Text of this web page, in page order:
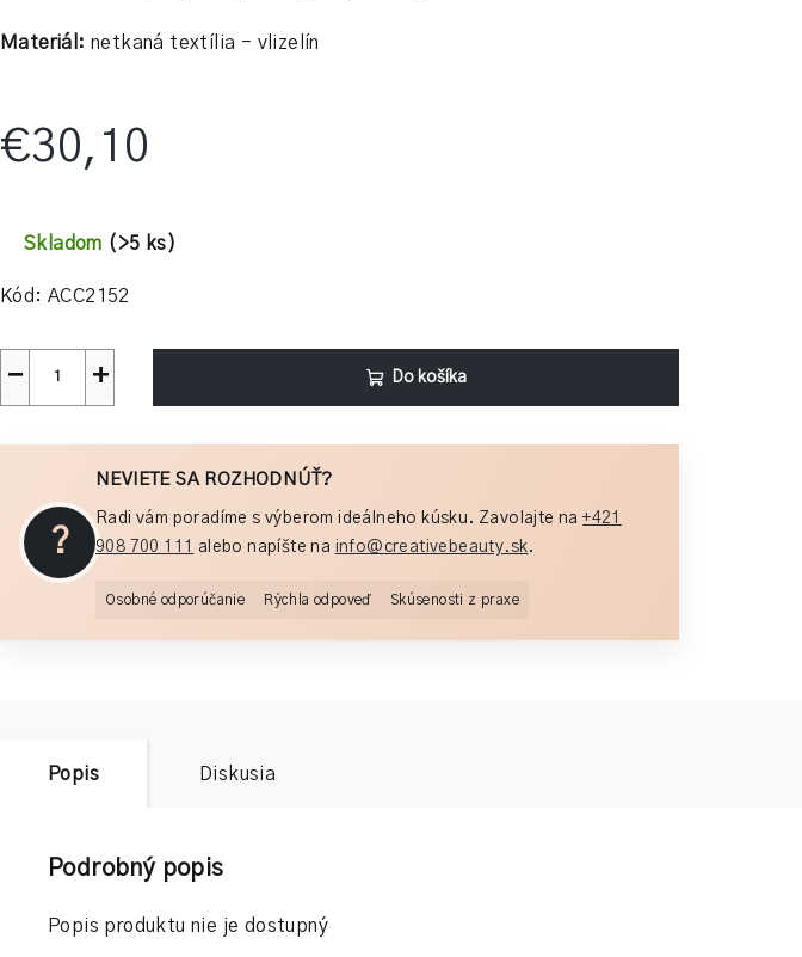
Materiál: netkaná textília - vlizelín
€30,10
cena:
Skladom (>5 ks)
Kód: ACC2152
+
− Do košíka
?
NEVIETE SA ROZHODNÚŤ?
Radi vám poradíme s výberom ideálneho kúsku. Zavolajte na+421
908 700 111
alebo napíšte na info@creativebeauty.sk.
Osobné odporúčanie Rýchla odpoveď Skúsenosti z praxe
Popis Diskusia
Podrobný popis
Popis produktu nie je dostupný